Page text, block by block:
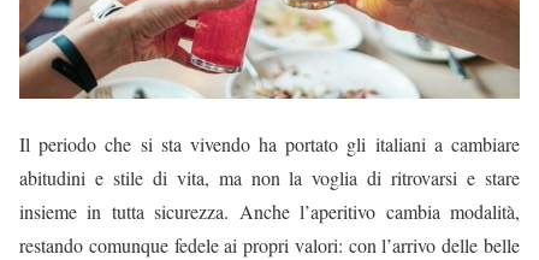
Il periodo che si sta vivendo ha portato gli italiani a cambiare
abitudini e stile di vita, ma non la voglia di ritrovarsi e stare
insieme in tutta sicurezza. Anche l’aperitivo cambia modalità,
restando comunque fedele ai propri valori: con l’arrivo delle belle